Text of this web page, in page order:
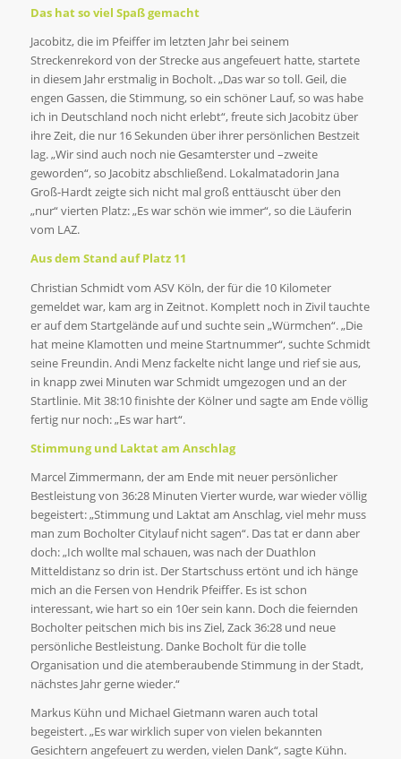
Das hat so viel Spaß gemacht
Jacobitz, die im Pfeiffer im letzten Jahr bei seinem
Streckenrekord von der Strecke aus angefeuert hatte, startete
in diesem Jahr erstmalig in Bocholt. „Das war so toll. Geil, die
engen Gassen, die Stimmung, so ein schöner Lauf, so was habe
ich in Deutschland noch nicht erlebt“, freute sich Jacobitz über
ihre Zeit, die nur 16 Sekunden über ihrer persönlichen Bestzeit
lag. „Wir sind auch noch nie Gesamterster und –zweite
geworden“, so Jacobitz abschließend. Lokalmatadorin Jana
Groß-Hardt zeigte sich nicht mal groß enttäuscht über den
„nur“ vierten Platz: „Es war schön wie immer“, so die Läuferin
vom LAZ.
Aus dem Stand auf Platz 11
Christian Schmidt vom ASV Köln, der für die 10 Kilometer
gemeldet war, kam arg in Zeitnot. Komplett noch in Zivil tauchte
er auf dem Startgelände auf und suchte sein „Würmchen“. „Die
hat meine Klamotten und meine Startnummer“, suchte Schmidt
seine Freundin. Andi Menz fackelte nicht lange und rief sie aus,
in knapp zwei Minuten war Schmidt umgezogen und an der
Startlinie. Mit 38:10 finishte der Kölner und sagte am Ende völlig
fertig nur noch: „Es war hart“.
Stimmung und Laktat am Anschlag
Marcel Zimmermann, der am Ende mit neuer persönlicher
Bestleistung von 36:28 Minuten Vierter wurde, war wieder völlig
begeistert: „Stimmung und Laktat am Anschlag, viel mehr muss
man zum Bocholter Citylauf nicht sagen“. Das tat er dann aber
doch: „Ich wollte mal schauen, was nach der Duathlon
Mitteldistanz so drin ist. Der Startschuss ertönt und ich hänge
mich an die Fersen von Hendrik Pfeiffer. Es ist schon
interessant, wie hart so ein 10er sein kann. Doch die feiernden
Bocholter peitschen mich bis ins Ziel, Zack 36:28 und neue
persönliche Bestleistung. Danke Bocholt für die tolle
Organisation und die atemberaubende Stimmung in der Stadt,
nächstes Jahr gerne wieder.“
Markus Kühn und Michael Gietmann waren auch total
begeistert. „Es war wirklich super von vielen bekannten
Gesichtern angefeuert zu werden, vielen Dank“, sagte Kühn.